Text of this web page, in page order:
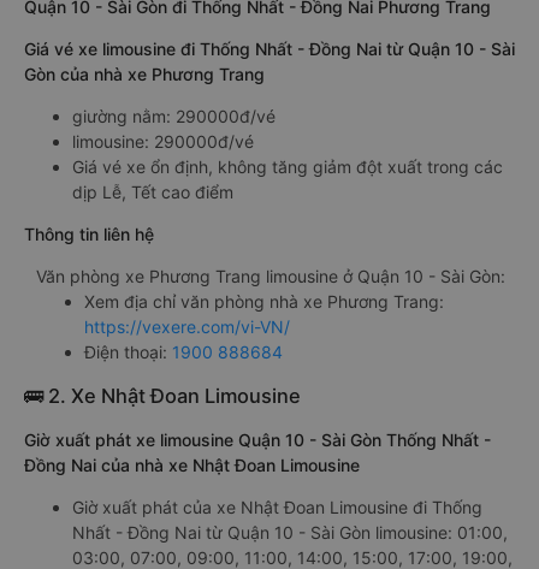
Quận 10 - Sài Gòn đi Thống Nhất - Đồng Nai Phương Trang
Giá vé xe limousine đi Thống Nhất - Đồng Nai từ Quận 10 - Sài
Gòn của nhà xe Phương Trang
giường nằm: 290000đ/vé
limousine: 290000đ/vé
Giá vé xe ổn định, không tăng giảm đột xuất trong các
dịp Lễ, Tết cao điểm
Thông tin liên hệ
Văn phòng xe Phương Trang limousine ở Quận 10 - Sài Gòn:
Xem địa chỉ văn phòng nhà xe Phương Trang:
https://vexere.com/vi-VN/
Điện thoại: 1900 888684
🚌 2. Xe Nhật Đoan Limousine
Giờ xuất phát xe limousine Quận 10 - Sài Gòn Thống Nhất -
Đồng Nai của nhà xe Nhật Đoan Limousine
Giờ xuất phát của xe Nhật Đoan Limousine đi Thống
Nhất - Đồng Nai từ Quận 10 - Sài Gòn limousine: 01:00,
03:00, 07:00, 09:00, 11:00, 14:00, 15:00, 17:00, 19:00,